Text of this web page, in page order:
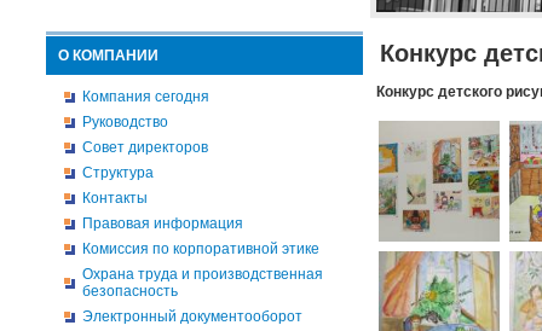
О КОМПАНИИ
Компания сегодня
Руководство
Совет директоров
Структура
Контакты
Правовая информация
Комиссия по корпоративной этике
Охрана труда и производственная
безопасность
Электронный документооборот
Конкурс
Конкурс детского